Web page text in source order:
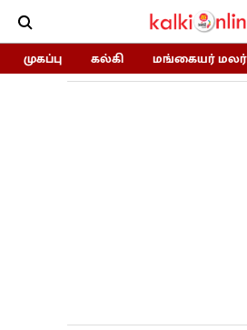
முகப்பு கல்கி மங்கையர் மலர்